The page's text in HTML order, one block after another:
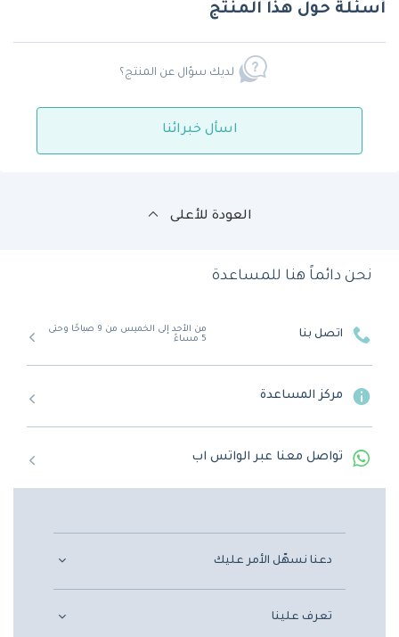
أسئلة حول هذا المنتج
لديك سؤال عن المنتج؟
اسأل خبرائنا
العودة للأعلى
نحن دائماً هنا للمساعدة
اتصل بنا
من الأحد إلى الخميس من 9 صباحًا وحتى
5 مساءً
مركز المساعدة
تواصل معنا عبر الواتس اب
دعنا نسهّل الأمر عليك
تعرف علينا